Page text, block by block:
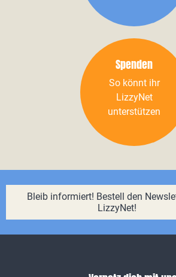
Spenden
So könnt ihr
LizzyNet
unterstützen
Bleib informiert! Bestell den
LizzyNet!